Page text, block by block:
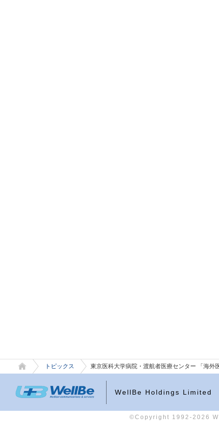
トピックス 東京医科大学病院・渡航者医療センター 「海
WellBe Holdings Limited
©Copyright 1992-2026